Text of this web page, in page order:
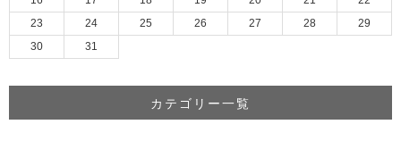
23
24 25 26 27 28
29
30
31
カテゴリー一覧